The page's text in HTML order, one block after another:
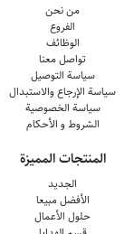
من نحن
الفروع
الوظائف
تواصل معنا
سياسة التوصيل
سياسة الإرجاع والاستبدال
سياسة الخصوصية
الشروط و الأحكام
المنتجات المميزة
الجديد
الأفضل مبيعا
حلول الأعمال